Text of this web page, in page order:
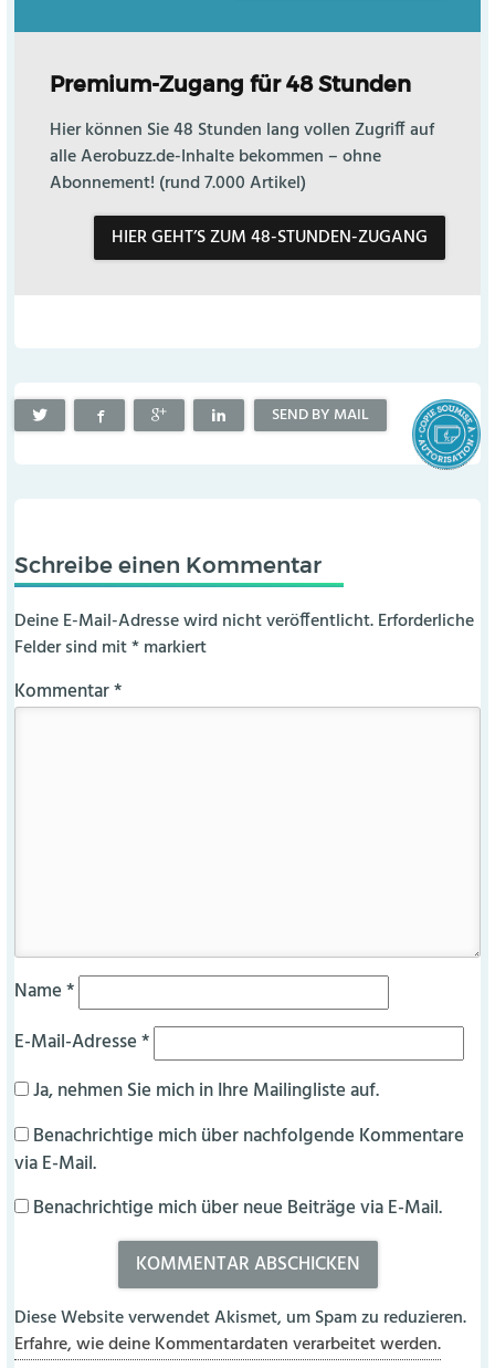
Premium-Zugang für 48 Stunden
Hier können Sie 48 Stunden lang vollen Zugriff auf
alle Aerobuzz.de-Inhalte bekommen – ohne
Abonnement! (rund 7.000 Artikel)
HIER GEHT’S ZUM 48-STUNDEN-ZUGANG
SEND BY MAIL
Schreibe einen Kommentar
Deine E-Mail-Adresse wird nicht veröffentlicht. Erforderliche
Felder sind mit*markiert
Kommentar*
Name*
E-Mail-Adresse*
Ja, nehmen Sie mich in Ihre Mailingliste auf.
Benachrichtige mich über nachfolgende Kommentare
via E-Mail.
Benachrichtige mich über neue Beiträge via E-Mail.
Diese Website verwendet Akismet, um Spam zu reduzieren.
Erfahre, wie deine Kommentardaten verarbeitet werden.